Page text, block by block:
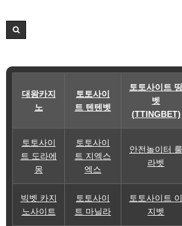
대왕카지
노
토토사이
트 텐텐벳
토토사이트 띵
벳
(TTINGBET)
토토사이
트 도라에
몽
토토사이
트 지엑스
엑스
안전놀이터 룰
라벳
빅벳 카지
노사이트
토토사이
트 마닐라
토토사이트 이
지벳